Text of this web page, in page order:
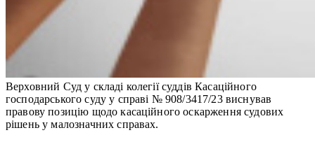
Верховний Суд у складі колегії суддів Касаційного
господарського суду у справі № 908/3417/23 виснував
правову позицію щодо касаційного оскарження судових
рішень у малозначних справах.